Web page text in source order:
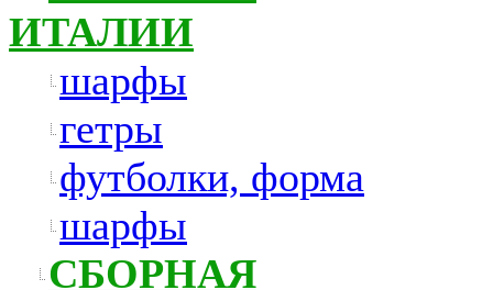
ИТАЛИИ
шарфы
гетры
футболки, форма
шарфы
СБОРНАЯ